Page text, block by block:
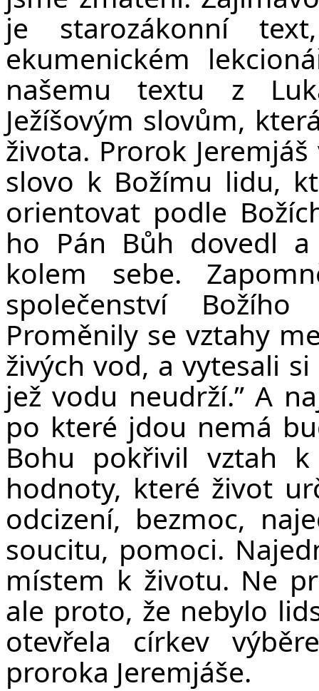
je starozákonní
ekumenickém
našemu textu z
Ježíšovým slovům,
života. Prorok
slovo k Božímu lidu,
orientovat podle
ho Pán Bůh dovedl
kolem sebe.
společenství
Proměnily se vztahy
živých vod, a vytesali
jež vodu neudrží.” A
po které jdou nemá
Bohu pokřivil vztah
hodnoty, které život
odcizení, bezmoc,
soucitu, pomoci.
místem k životu. Ne
ale proto, že nebylo
otevřela církev
proroka Jeremjáše.